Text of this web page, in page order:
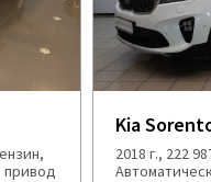
Kia
2018 г., 222